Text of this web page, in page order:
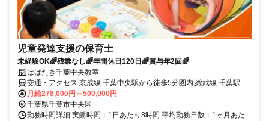
児童発達支援の保育士
未経験OK🌈残業なし🌈年間休日120日🌈賞与年2回🌈
はばたき千葉中央教室
交通・アクセス 京成線 千葉中央駅から徒歩5分圏内,総武線 千葉駅か
ら徒歩7分
月給278,000円～500,000円
千葉県千葉市中央区
勤務時間詳細 実働時間：1日あたり8時間 平均勤務日数：1ヶ月あた